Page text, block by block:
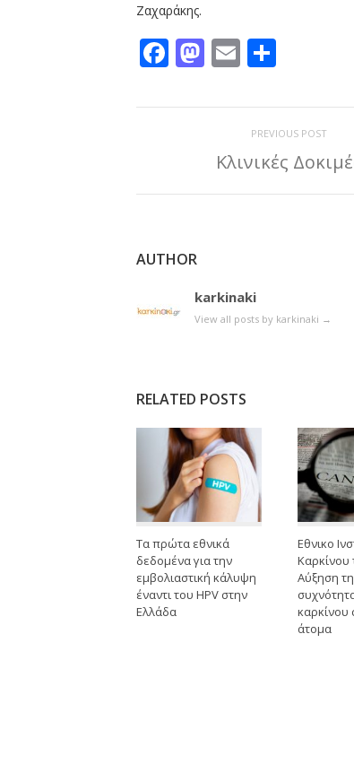
Ζαχαράκης.
Facebook
Mastodon
Email
PREVIOUS POST
Κλινικές
AUTHOR
karkinaki
View all posts by karkinaki →
RELATED POSTS
Τα πρώτα εθνικά
δεδομένα για την
εμβολιαστική κάλυψη
έναντι του HPV στην
Ελλάδα
Εθνικο
Αύξηση
καρκίνου
άτομα